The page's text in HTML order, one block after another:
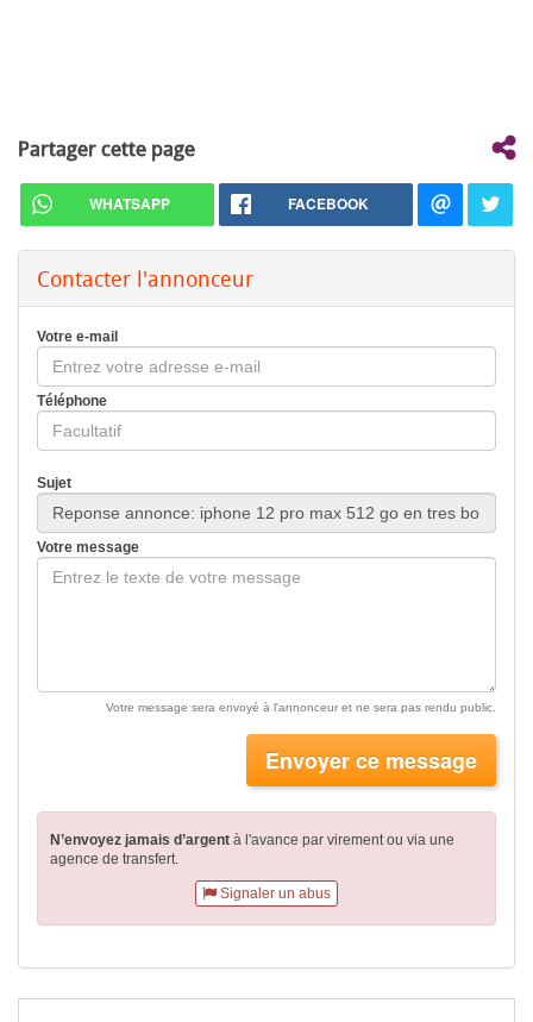
Partager cette page
WHATSAPP FACEBOOK
Contacter l'annonceur
Votre e-mail
Téléphone
Sujet
Votre message
Votre message sera envoyé à l'annonceur et ne sera pas rendu public.
Envoyer ce message
N’envoyez jamais d’argent à l'avance par virementou via une
agence de transfert.
Signaler un abus